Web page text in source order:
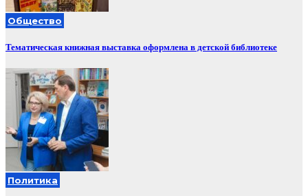
Общество
Тематическая книжная выставка оформлена в детской библиотеке
Политика